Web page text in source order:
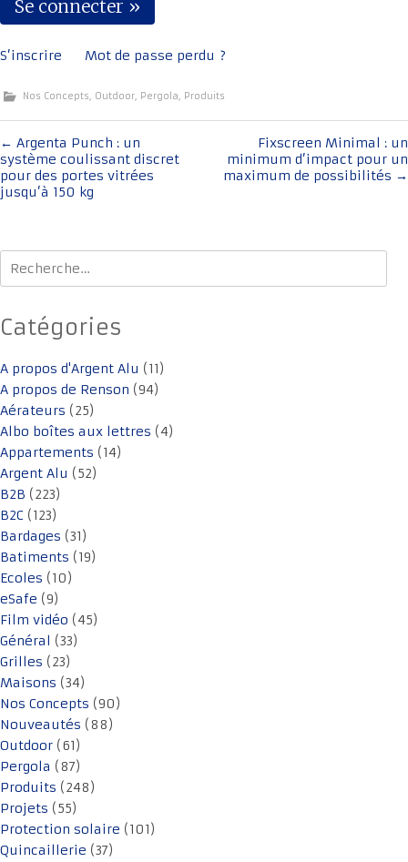
S’inscrire Mot de passe perdu ?
Nos Concepts, Outdoor, Pergola, Produits
Navigation
de
l'article
← Argenta Punch : un
système coulissant discret
pour des portes vitrées
jusqu’à 150 kg
Fixscreen Minimal : un
minimum d’impact pour un
maximum de possibilités →
Rechercher :
Catégories
A propos d'Argent Alu (11)
A propos de Renson (94)
Aérateurs (25)
Albo boîtes aux lettres (4)
Appartements (14)
Argent Alu (52)
B2B (223)
B2C (123)
Bardages (31)
Batiments (19)
Ecoles (10)
eSafe (9)
Film vidéo (45)
Général (33)
Grilles (23)
Maisons (34)
Nos Concepts (90)
Nouveautés (88)
Outdoor (61)
Pergola (87)
Produits (248)
Projets (55)
Protection solaire (101)
Quincaillerie (37)